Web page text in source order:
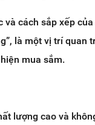
cách sắp xếp
là một vị trí quan
mua sắm.
lượng cao và